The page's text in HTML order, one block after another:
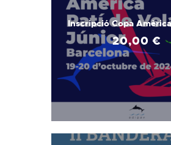
Inscripció Copa
20,00 €